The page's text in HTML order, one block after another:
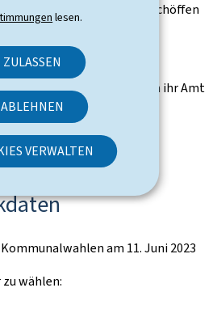
lesen.
ZULASSEN
ABLEHNEN
VERWALTEN
der Großherzog, bei den Schöffen
und Schöffen üben ihr Amt
Eid ablegt.
am 11. Juni 2023
wählen: